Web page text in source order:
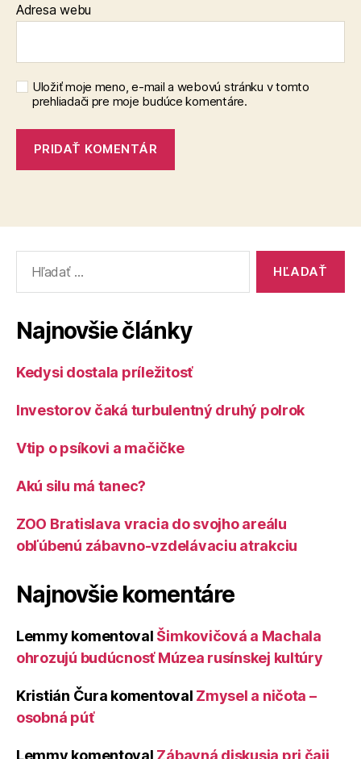
Adresa webu
Uložiť moje meno, e-mail a webovú stránku v tomto
prehliadači pre moje budúce komentáre.
Najnovšie články
Kedysi dostala príležitosť
Investorov čaká turbulentný druhý polrok
Vtip o psíkovi a mačičke
Akú silu má tanec?
ZOO Bratislava vracia do svojho areálu
obľúbenú zábavno-vzdelávaciu atrakciu
Najnovšie komentáre
Lemmy komentoval Šimkovičová a Machala
ohrozujú budúcnosť Múzea rusínskej kultúry
Kristián Čura komentoval Zmysel a ničota –
osobná púť
Lemmy komentoval Zábavná diskusia pri čaji